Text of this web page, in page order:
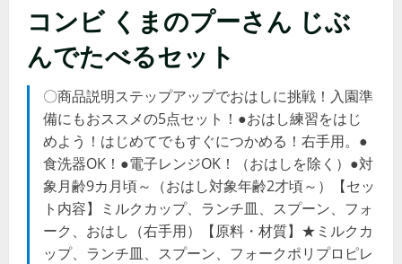
コンビ くまのプーさん じぶ
んでたべるセット
〇商品説明ステップアップでおはしに挑戦！入園準
備にもおススメの5点セット！●おはし練習をはじ
めよう！はじめてでもすぐにつかめる！右手用。●
食洗器OK！●電子レンジOK！（おはしを除く）●対
象月齢9カ月頃～（おはし対象年齢2才頃～）【セッ
ト内容】ミルクカップ、ランチ皿、スプーン、フォ
ーク、おはし（右手用）【原料・材質】★ミルクカ
ップ、ランチ皿、スプーン、フォークポリプロピレ